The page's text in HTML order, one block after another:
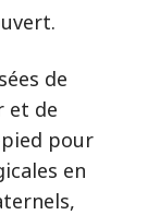
de
et de
pour
en